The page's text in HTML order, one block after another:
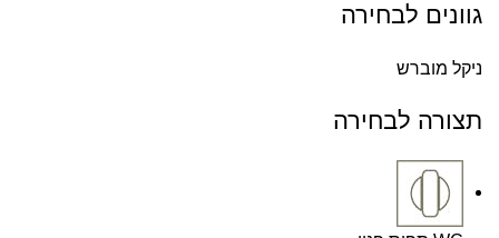
גוונים לבחירה
ניקל מוברש
תצורה לבחירה